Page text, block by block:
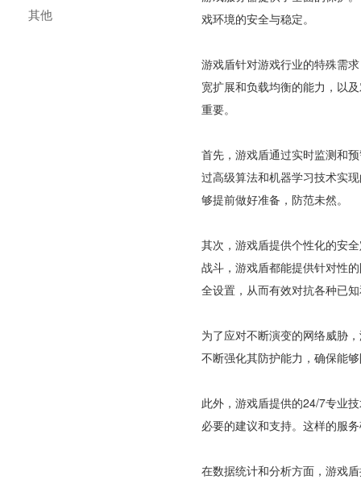
其他
戏环境的安全与稳定。
游戏盾针对游戏行业的特殊需
宽扩展和负载均衡的能力，以
重要。
首先，游戏盾通过实时监测和
过高级算法和机器学习技术实
够提前做好准备，防范未然。
其次，游戏盾提供个性化的安
战斗，游戏盾都能提供针对性
全设置，从而有效对抗各种已
为了应对不断演变的网络威胁
不断强化其防护能力，确保能
此外，游戏盾提供的24/7专业
必要的建议和支持。这样的服
在数据统计和分析方面，游戏